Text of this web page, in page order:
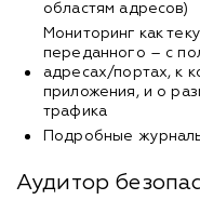
областям адресов)
Мониторинг как
переданного – с
адресах/портах, к
приложения, и о
трафика
Подробные
Аудитор